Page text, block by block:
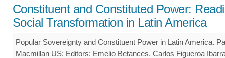
Constituent and Constituted Power:
Social Transformation in Latin America
Popular Sovereignty and Constituent Power in Latin America.
Macmillan US: Editors: Emelio Betances, Carlos Figueroa